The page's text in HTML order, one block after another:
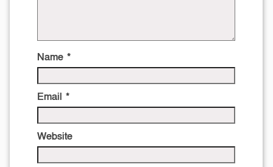
Name *
Email *
Website